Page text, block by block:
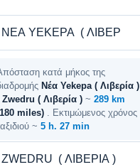
κατά μήκος της
Νέα Yekepa ( Λιβερία )
Zwedru ( Λιβερία ) ~ 289 km
miles)
. Εκτιμώμενος χρόνος
~ 5 h. 27 min